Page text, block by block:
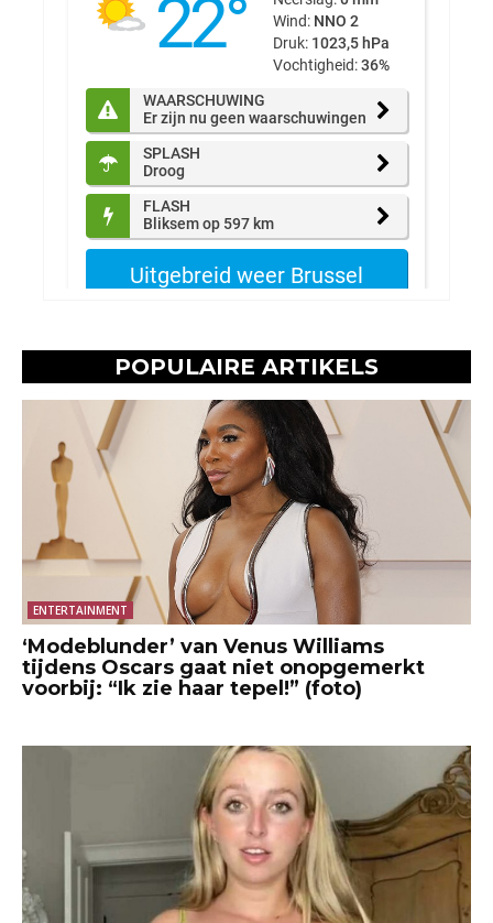
POPULAIRE ARTIKELS
ENTERTAINMENT
‘Modeblunder’ van Venus Williams
tijdens Oscars gaat niet onopgemerkt
voorbij: “Ik zie haar tepel!” (foto)